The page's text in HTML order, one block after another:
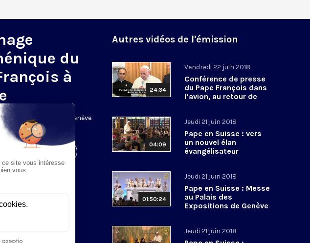
du
à
François se rend à Genève
œcuménique.
Autres vidéos de l'émission
24:34
Vendredi 22 juin 2018
Conférence de presse
du Pape François dans
l’avion, au retour de
Genève
04:09
Jeudi 21 juin 2018
Pape en Suisse : vers
un nouvel élan
évangélisateur
oecuménique
01:50:24
Jeudi 21 juin 2018
Pape en Suisse : Messe
au Palais des
Expositions de Genève
Jeudi 21 juin 2018